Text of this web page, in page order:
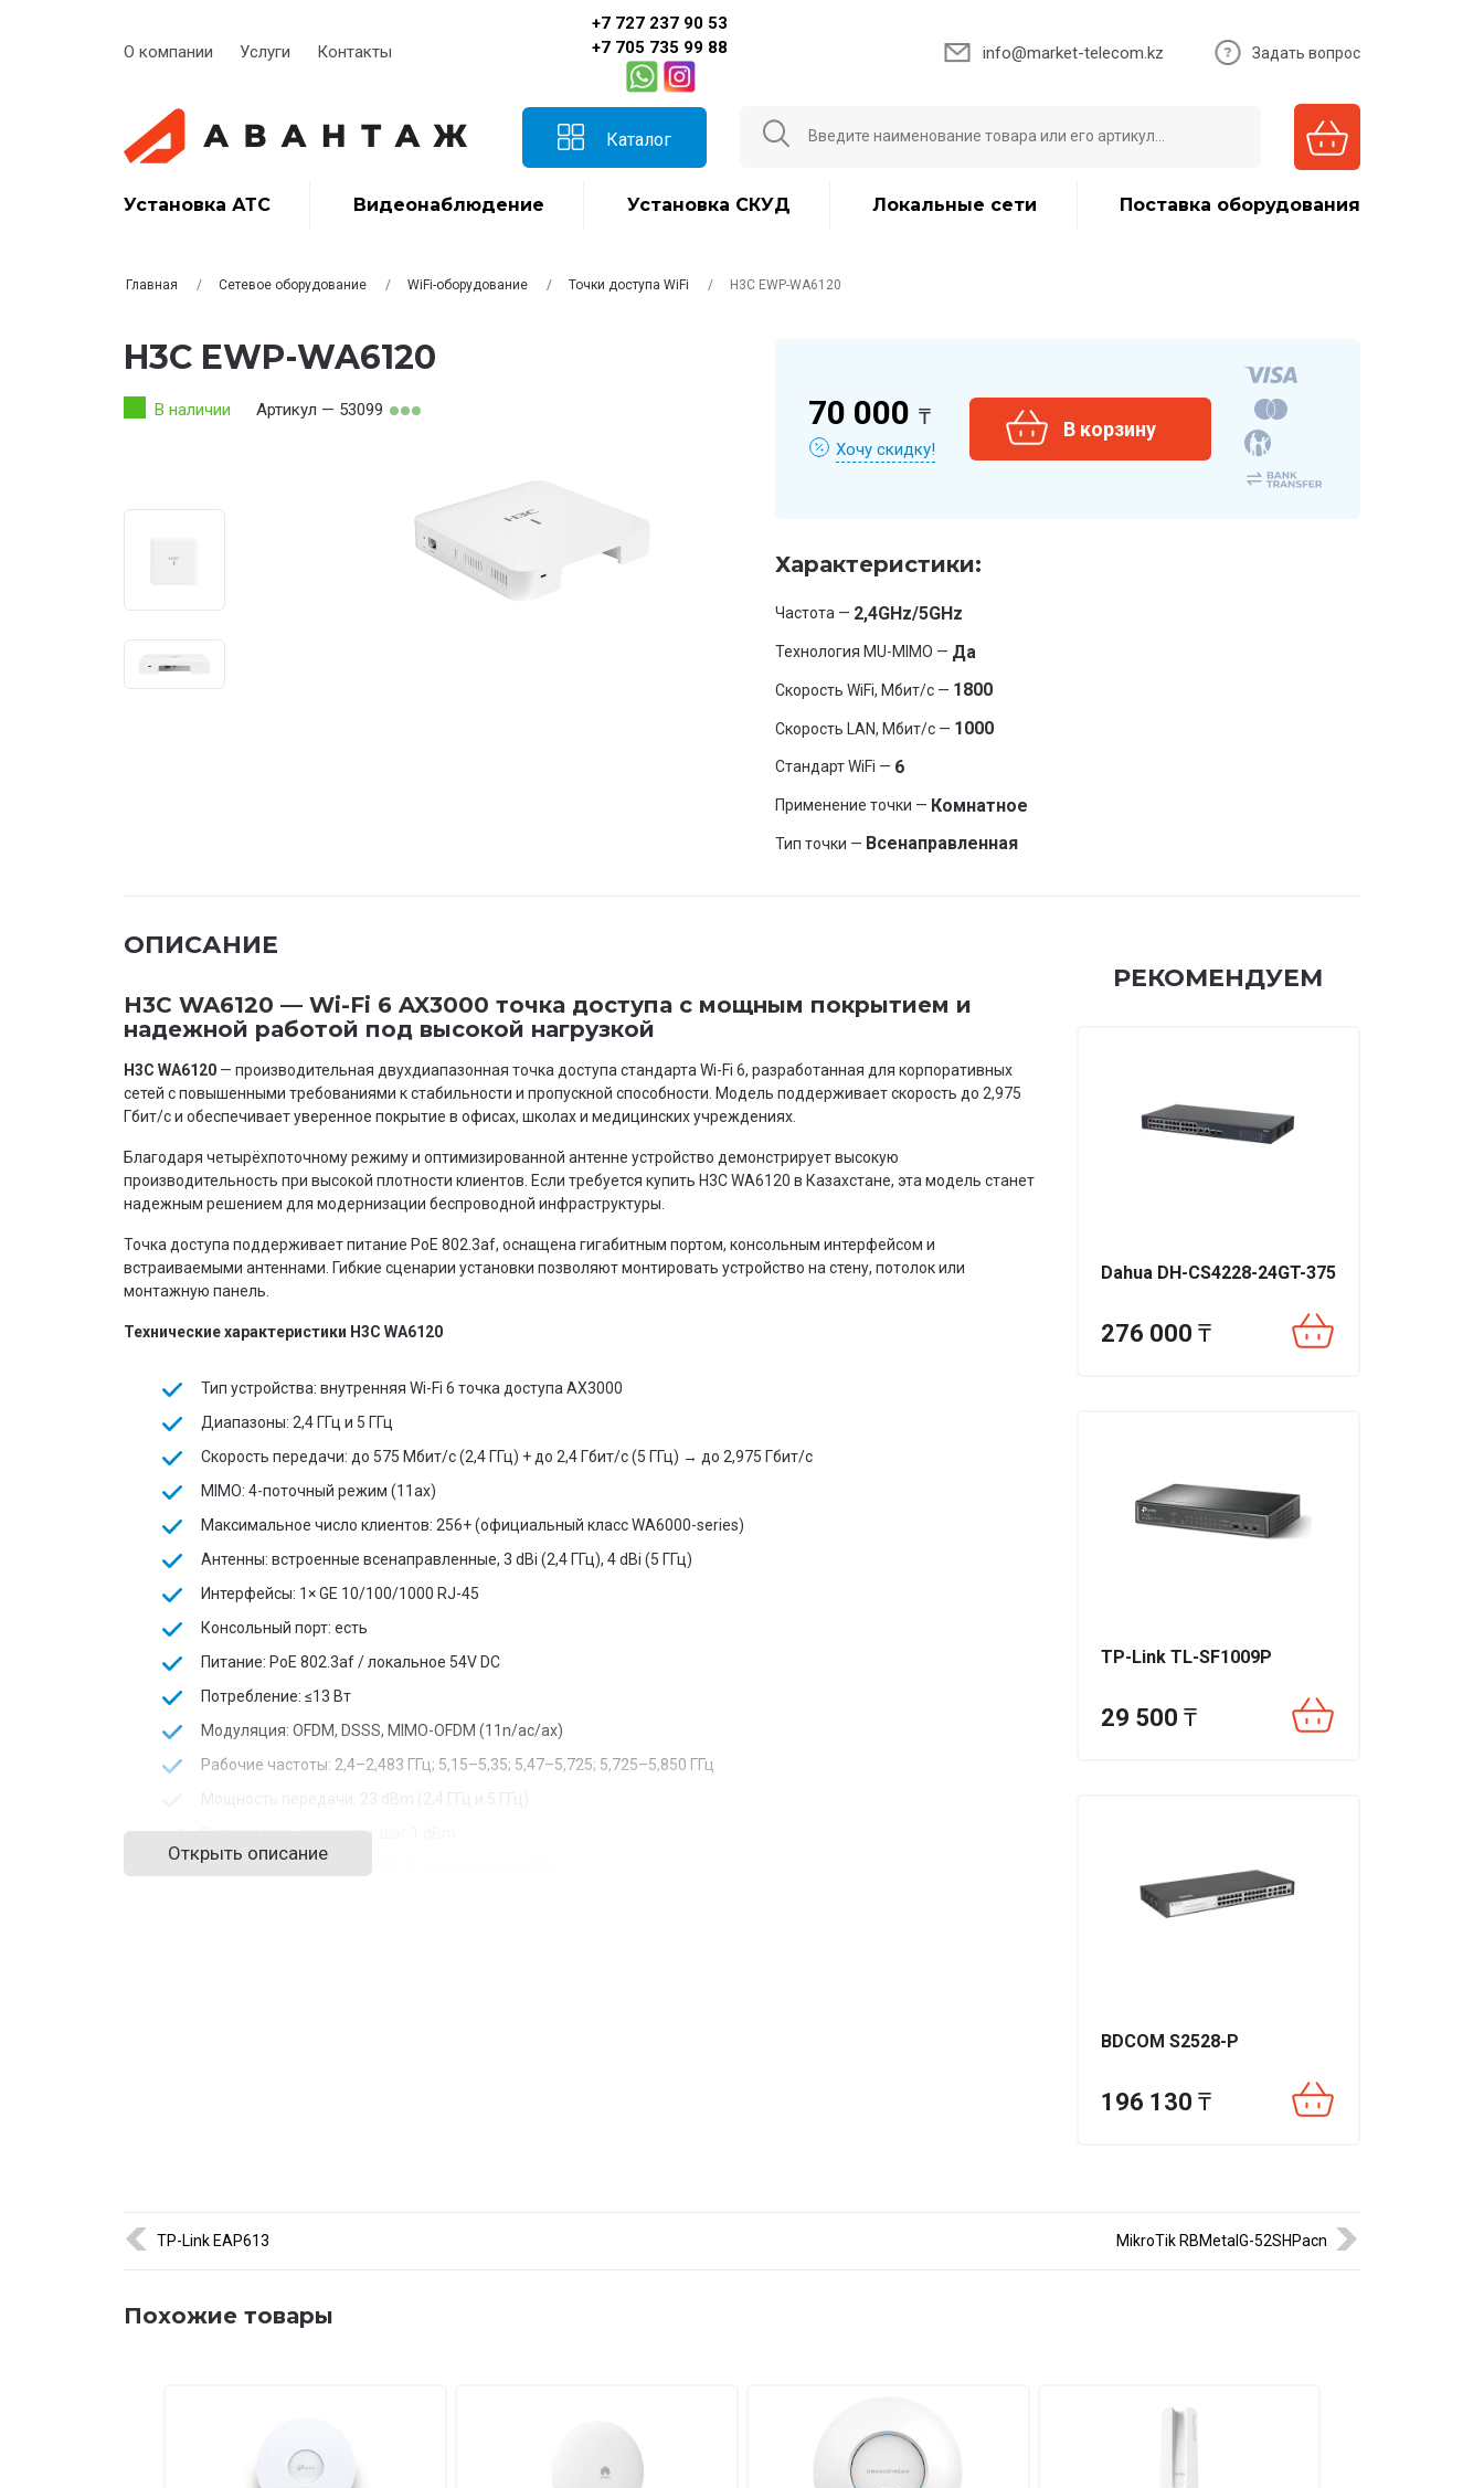
О компании Услуги Контакты
+7 727 237 90 53
+7 705 735 99 88
info@market-telecom.kz Задать вопрос
Каталог
Установка АТС Видеонаблюдение Установка СКУД Локальные сети Поставка оборудования
Главная Сетевое оборудование WiFi-оборудование Точки доступа WiFi H3C EWP-WA6120
H3C EWP-WA6120
В наличии Артикул — 53099 70 000 ₸
Хочу скидку!
Характеристики:
Частота — 2,4GHz/5GHz
Технология MU-MIMO — Да
Скорость WiFi, Мбит/с — 1800
Скорость LAN, Мбит/с — 1000
Стандарт WiFi — 6
Применение точки — Комнатное
Тип точки — Всенаправленная
ОПИСАНИЕ
H3C WA6120 — Wi-Fi 6 AX3000 точка доступа с мощным покрытием и
надежной работой под высокой нагрузкой
H3C WA6120 — производительная двухдиапазонная точка доступа стандарта Wi-Fi 6, разработанная для корпоративных
сетей с повышенными требованиями к стабильности и пропускной способности. Модель поддерживает скорость до 2,975
Гбит/с и обеспечивает уверенное покрытие в офисах, школах и медицинских учреждениях.
Благодаря четырёхпоточному режиму и оптимизированной антенне устройство демонстрирует высокую
производительность при высокой плотности клиентов. Если требуется купить H3C WA6120 в Казахстане, эта модель станет
надежным решением для модернизации беспроводной инфраструктуры.
Точка доступа поддерживает питание PoE 802.3af, оснащена гигабитным портом, консольным интерфейсом и
встраиваемыми антеннами. Гибкие сценарии установки позволяют монтировать устройство на стену, потолок или
монтажную панель.
Технические характеристики H3C WA6120
Тип устройства: внутренняя Wi-Fi 6 точка доступа AX3000
Диапазоны: 2,4 ГГц и 5 ГГц
Скорость передачи: до 575 Мбит/с (2,4 ГГц) + до 2,4 Гбит/с (5 ГГц) → до 2,975 Гбит/с
MIMO: 4-поточный режим (11ax)
Максимальное число клиентов: 256+ (официальный класс WA6000-series)
Антенны: встроенные всенаправленные, 3 dBi (2,4 ГГц), 4 dBi (5 ГГц)
Интерфейсы: 1× GE 10/100/1000 RJ-45
Консольный порт: есть
Питание: PoE 802.3af / локальное 54V DC
Потребление: ≤13 Вт
Модуляция: OFDM, DSSS, MIMO-OFDM (11n/ac/ax)
Рабочие частоты: 2,4–2,483 ГГц; 5,15–5,35; 5,47–5,725; 5,725–5,850 ГГц
Регулировка мощности: шаг 1 dBm
Рабочие условия: –10…+55 °C; влажность 5–95%
Открыть описание
РЕКОМЕНДУЕМ
Dahua DH-CS4228-24GT-375
276 000 ₸
TP-Link TL-SF1009P
29 500 ₸
BDCOM S2528-P
196 130 ₸
TP-Link EAP613 MikroTik RBMetalG-52SHPacn
Похожие товары